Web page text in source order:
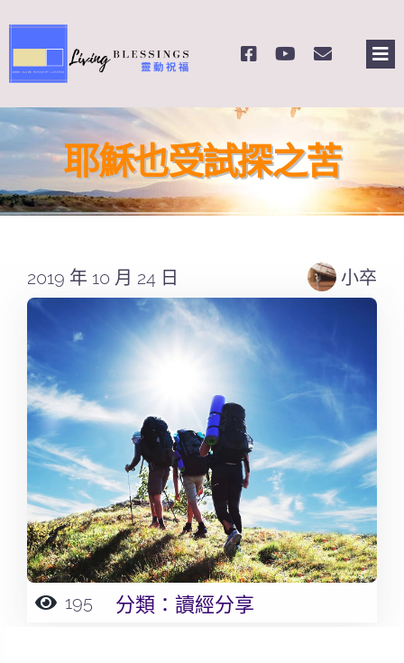
to
content
關於我們
奉獻支持
課程報名
for:
耶穌也受試探之苦
2019 年 10 月 24 日 小卒
195 分類：讀經分享